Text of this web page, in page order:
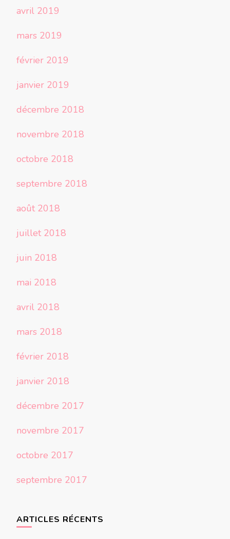
avril 2019
mars 2019
février 2019
janvier 2019
décembre 2018
novembre 2018
octobre 2018
septembre 2018
août 2018
juillet 2018
juin 2018
mai 2018
avril 2018
mars 2018
février 2018
janvier 2018
décembre 2017
novembre 2017
octobre 2017
septembre 2017
ARTICLES RÉCENTS